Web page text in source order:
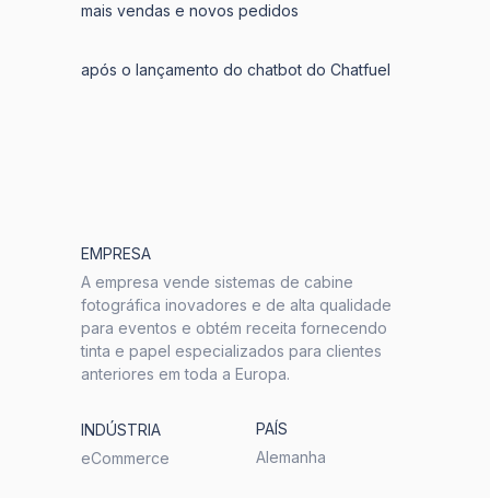
mais vendas e novos pedidos
após o lançamento do chatbot do Chatfuel
EMPRESA
A empresa vende sistemas de cabine
fotográfica inovadores e de alta qualidade
para eventos e obtém receita fornecendo
tinta e papel especializados para clientes
anteriores em toda a Europa.
INDÚSTRIA
eCommerce
PAÍS
Alemanha